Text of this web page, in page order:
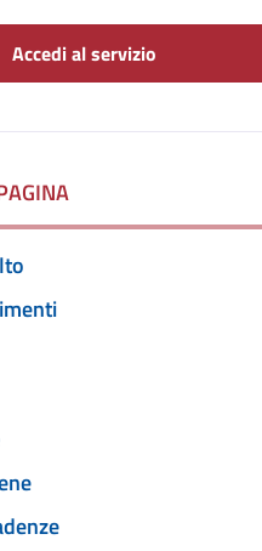
Accedi al servizio